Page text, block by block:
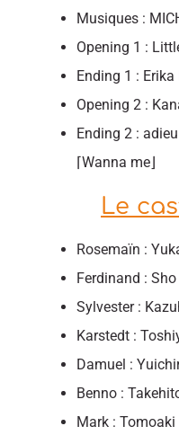
Musiques :
Opening 1 :
Ending 1 :
Opening 2 :
Ending 2 :
⌈Wanna me⌋
Le
Rosemaïn :
Ferdinand :
Sylvester :
Karstedt :
Damuel :
Benno :
Mark :